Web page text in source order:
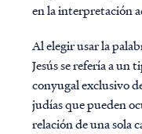
en la interpretación
Al elegir usar la
Jesús se refería a un
conyugal exclusivo
judías que pueden
relación de una sola